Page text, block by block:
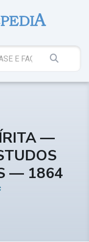
—
— 1864